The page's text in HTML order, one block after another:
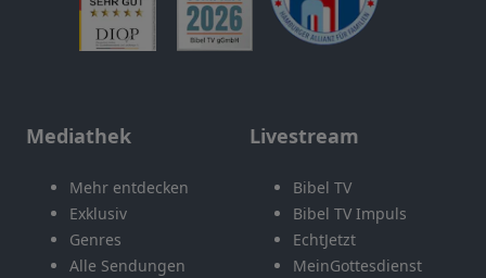
Mediathek
Mehr entdecken
Exklusiv
Genres
Alle Sendungen
Livestream
Bibel TV
Bibel TV Impuls
EchtJetzt
MeinGottesdienst